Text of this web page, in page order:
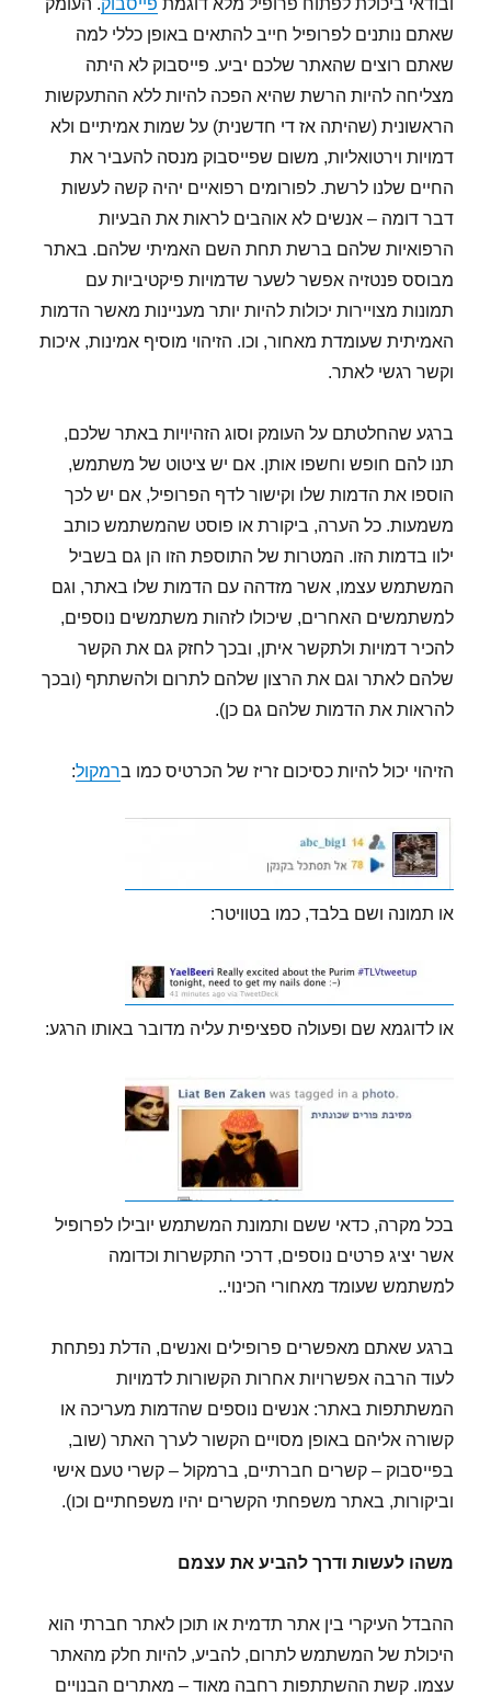
ובודאי ביכולת לפתוח פרופיל מלא דוגמת פייסבוק. העומק
שאתם נותנים לפרופיל חייב להתאים באופן כללי למה
שאתם רוצים שהאתר שלכם יביע. פייסבוק לא היתה
מצליחה להיות הרשת שהיא הפכה להיות ללא ההתעקשות
הראשונית (שהיתה אז די חדשנית) על שמות אמיתיים ולא
דמויות וירטואליות, משום שפייסבוק מנסה להעביר את
החיים שלנו לרשת. לפורומים רפואיים יהיה קשה לעשות
דבר דומה – אנשים לא אוהבים לראות את הבעיות
הרפואיות שלהם ברשת תחת השם האמיתי שלהם. באתר
מבוסס פנטזיה אפשר לשער שדמויות פיקטיביות עם
תמונות מצויירות יכולות להיות יותר מעניינות מאשר הדמות
האמיתית שעומדת מאחור, וכו. הזיהוי מוסיף אמינות, איכות
וקשר רגשי לאתר.
ברגע שהחלטתם על העומק וסוג הזהיויות באתר שלכם,
תנו להם חופש וחשפו אותן. אם יש ציטוט של משתמש,
הוספו את הדמות שלו וקישור לדף הפרופיל, אם יש לכך
משמעות. כל הערה, ביקורת או פוסט שהמשתמש כותב
ילוו בדמות הזו. המטרות של התוספת הזו הן גם בשביל
המשתמש עצמו, אשר מזדהה עם הדמות שלו באתר, וגם
למשתמשים האחרים, שיכולו לזהות משתמשים נוספים,
להכיר דמויות ולתקשר איתן, ובכך לחזק גם את הקשר
שלהם לאתר וגם את הרצון שלהם לתרום ולהשתתף (ובכך
להראות את הדמות שלהם גם כן).
הזיהוי יכול להיות כסיכום זריז של הכרטיס כמו ברמקול:
או תמונה ושם בלבד, כמו בטוויטר:
או לדוגמא שם ופעולה ספציפית עליה מדובר באותו הרגע:
בכל מקרה, כדאי ששם ותמונת המשתמש יובילו לפרופיל
אשר יציג פרטים נוספים, דרכי התקשרות וכדומה
למשתמש שעומד מאחורי הכינוי..
ברגע שאתם מאפשרים פרופילים ואנשים, הדלת נפתחת
לעוד הרבה אפשרויות אחרות הקשורות לדמויות
המשתתפות באתר: אנשים נוספים שהדמות מעריכה או
קשורה אליהם באופן מסויים הקשור לערך האתר (שוב,
בפייסבוק – קשרים חברתיים, ברמקול – קשרי טעם אישי
וביקורות, באתר משפחתי הקשרים יהיו משפחתיים וכו).
משהו לעשות ודרך להביע את עצמם
ההבדל העיקרי בין אתר תדמית או תוכן לאתר חברתי הוא
היכולת של המשתמש לתרום, להביע, להיות חלק מהאתר
עצמו. קשת ההשתתפות רחבה מאוד – מאתרים הבנויים